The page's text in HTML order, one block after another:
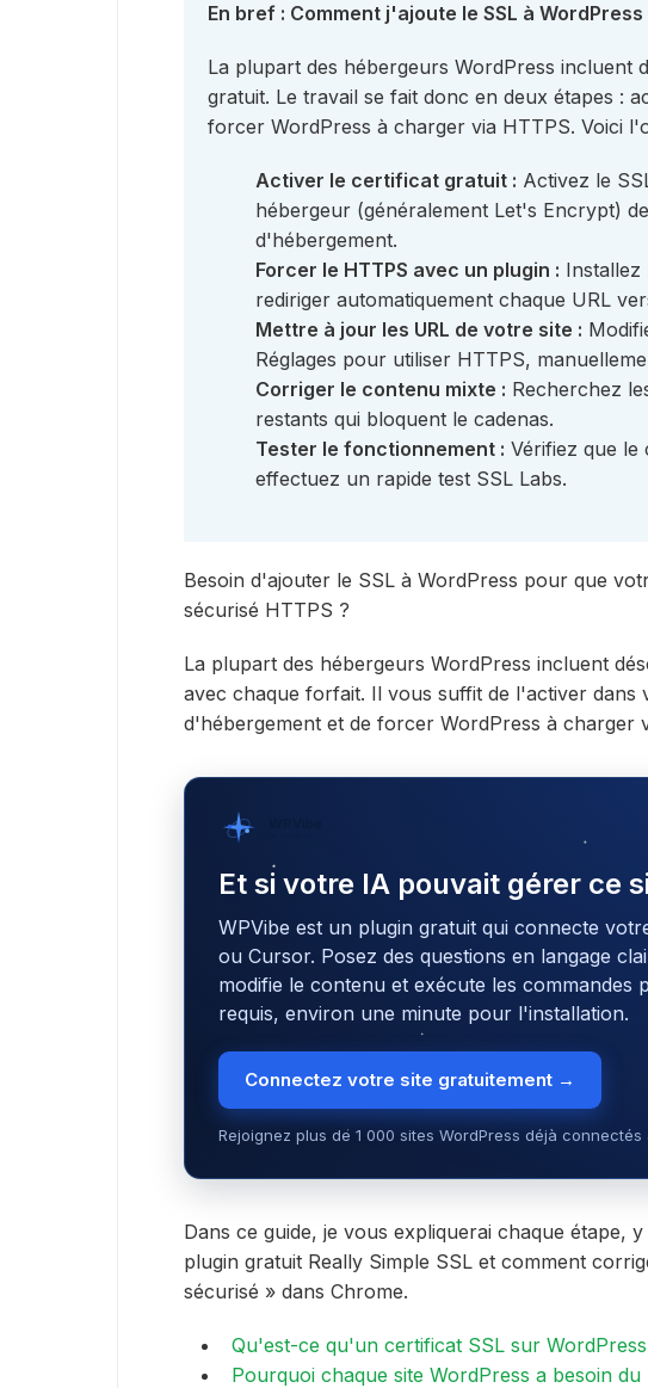
En bref : Comment j'ajoute le SSL à WordPress
La plupart des hébergeurs WordPress incluent
gratuit. Le travail se fait donc en deux étapes :
forcer WordPress à charger via HTTPS. Voici
Activer le certificat gratuit : Activez le
hébergeur (généralement Let's Encrypt)
d'hébergement.
Forcer le HTTPS avec un plugin : Installez
rediriger automatiquement chaque URL
Mettre à jour les URL de votre site :
Réglages pour utiliser HTTPS,
Corriger le contenu mixte : Recherchez
restants qui bloquent le cadenas.
Tester le fonctionnement : Vérifiez que le
effectuez un rapide test SSL Labs.
Besoin d'ajouter le SSL à WordPress pour que
sécurisé HTTPS ?
La plupart des hébergeurs WordPress incluent
avec chaque forfait. Il vous suffit de l'activer dans
d'hébergement et de forcer WordPress à charger
Et si votre IA pouvait gérer ce
WPVibe est un plugin gratuit qui connecte
ou Cursor. Posez des questions en langage
modifie le contenu et exécute les commandes
requis, environ une minute pour l'installation.
Connectez votre site gratuitement →
Rejoignez plus de 1 000 sites WordPress déjà connectés
Dans ce guide, je vous expliquerai chaque étape,
plugin gratuit Really Simple SSL et comment
sécurisé » dans Chrome.
Qu'est-ce qu'un certificat SSL sur
Pourquoi chaque site WordPress a besoin du